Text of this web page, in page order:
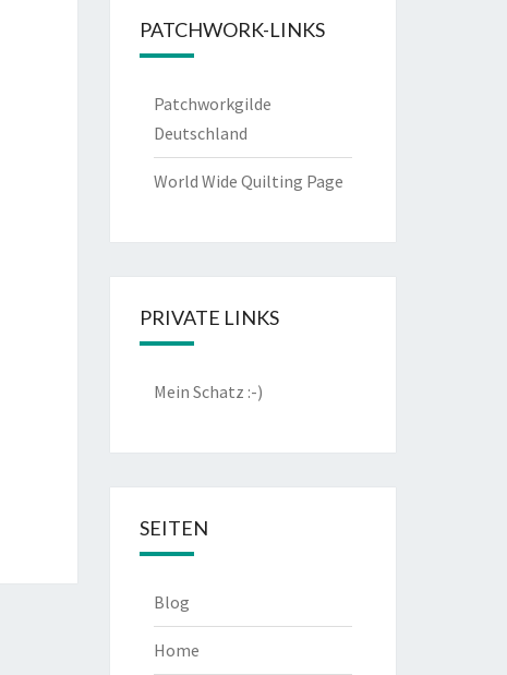
PATCHWORK-LINKS
Patchworkgilde
Deutschland
World Wide Quilting Page
PRIVATE LINKS
Mein Schatz :-)
SEITEN
Blog
Home